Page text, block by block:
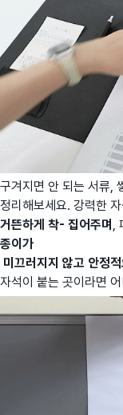
구겨지면 안 되는 서류,
정리해보세요. 강력한
거뜬하게 착- 집어주며 ,
종이가
미끄러지지 않고 안정
자석이 붙는 곳이라면